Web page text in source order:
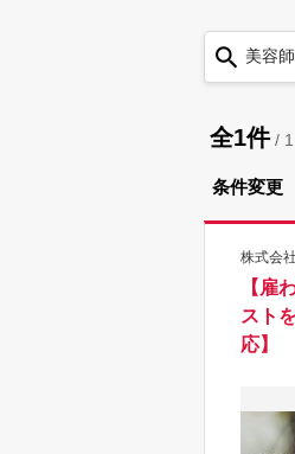
美容
全1件/
条件変更
株式会
【雇
スト
応】